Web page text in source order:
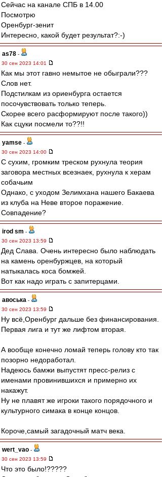
Сейчас на канале СПБ в 14.00
Посмотрю
Оренбург-зенит
Интересно, какой будет результат?:-)
as78 -
30 сен 2023 14:01
Как мы этот гавно немытое не обыграли???
Слов нет.
Подстилкам из ориенбурга остается
посочувствовать только теперь.
Скорее всего расформируют после такого))
Как сцуки посмели то??!!
yamse -
30 сен 2023 14:00
С сухим, громким треском рухнула теория
заговора местных всезнаек, рухнула к херам
собачьим
Однако, с уходом Зелимхана нашего Бакаева
из клуба на Неве второе поражение.
Совпадение?
irod sm -
30 сен 2023 13:59
Дед Слава. Очень интересно было наблюдать
на камень оренбуржцев, на который
натыкалась коса бомжей.
Вот как надо играть с запитерцами.
авоська -
30 сен 2023 13:59
Ну всё,Оренбург дальше без финансирования.
Первая лига и тут же лифтом вторая.
А вообще конечно ломай теперь голову кто так
позорно недоработал.
Надеюсь бамжи выпустят пресс-релиз с
именами провинившихся и примерно их
накажут.
Ну не плавят же игроки такого порядочного и
культурного симака в конце концов.
Короче,самый загадочный матч века.
wert_vao -
30 сен 2023 13:59
Что это было!?????